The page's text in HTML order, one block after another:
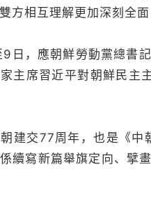
方相互理解更加深刻全
，應朝鮮勞動黨總書記
主席習近平對朝鮮民主
交77周年，也是《中
續寫新篇舉旗定向、擘